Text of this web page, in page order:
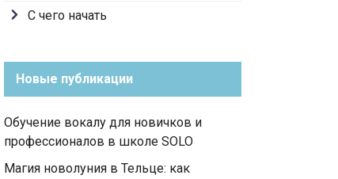
С чего начать
Новые публикации
Обучение вокалу для новичков и
профессионалов в школе SOLO
Магия новолуния в Тельце: как